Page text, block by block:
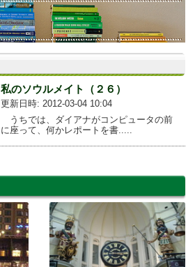
私のソウルメイト（２６）
更新日時: 2012-03-04 10:04
うちでは、ダイアナがコンピュータの前
に座って、何かレポートを書.....